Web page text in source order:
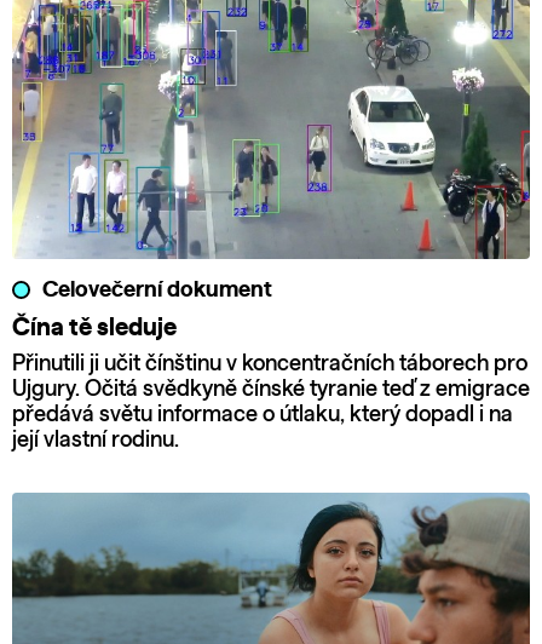
Celovečerní dokument
Čína tě sleduje
Přinutili ji učit čínštinu v koncentračních táborech pro
Ujgury. Očitá svědkyně čínské tyranie teď z emigrace
předává světu informace o útlaku, který dopadl i na
její vlastní rodinu.